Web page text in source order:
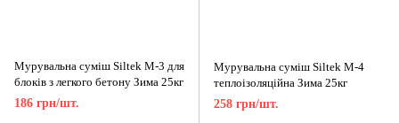
Мурувальна суміш Siltek M-3 для
блоків з легкого бетону Зима 25кг
186 грн/шт.
Мурувальна суміш Siltek M-4
теплоізоляційна Зима 25кг
258 грн/шт.